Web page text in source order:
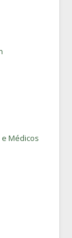
Médicos